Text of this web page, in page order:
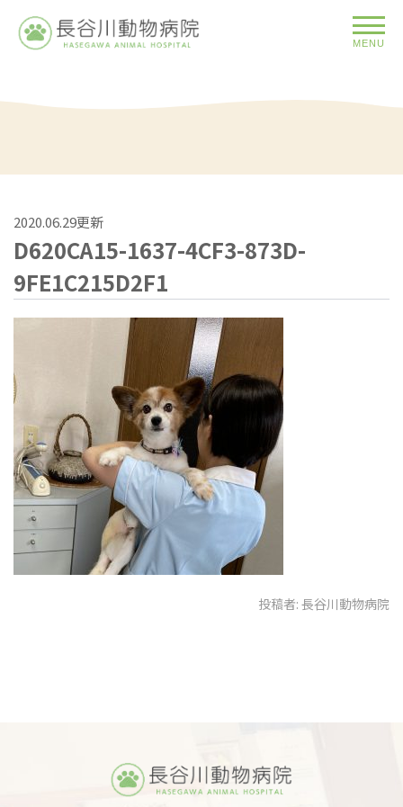
MENU
2020.06.29更新
D620CA15-1637-4CF3-873D-
9FE1C215D2F1
投稿者: 長谷川動物病院